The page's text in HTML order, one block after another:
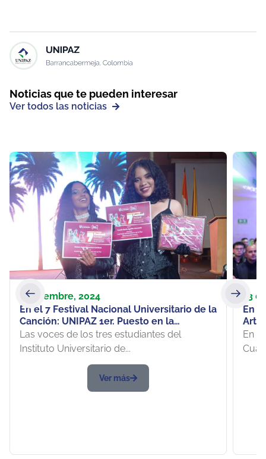
Noticias que te pueden interesar
Ver todos las noticias
3 diciembre, 2024
En el 7 Festival Nacional Universitario de la
Canción: UNIPAZ 1er. Puesto en la
categoría Formación Musical-Intérprete
Femenino
Las voces de los tres estudiantes del
Instituto Universitario de...
Ver más
13
En
Arte
a
En